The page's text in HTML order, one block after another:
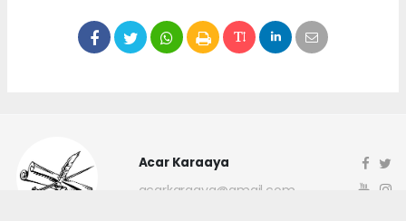
Acar Karaaya
acarkaraaya@gmail.com